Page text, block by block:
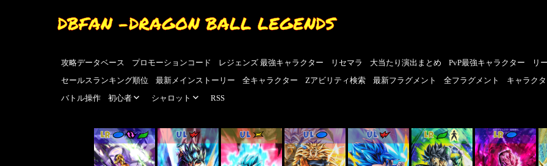
DBFAN -DRAGON BALL LEGENDS
攻略データベース プロモーションコード レジェンズ 最強キャラクター リセマラ 大当たり演出まとめ PvP最強キャラクター リ
セールスランキング順位
最新メインストーリー 全キャラクター Zアビリティ検索 最新フラグメント 全フラグメント キャラク
バトル操作
初心者 シャロット RSS
LR UL UL UL UL LR LR